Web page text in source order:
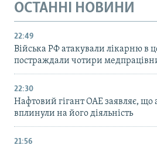
ОСТАННІ НОВИНИ
22:49
Війська РФ атакували лікарню в
постраждали чотири
22:30
Нафтовий гігант ОАЕ заявляє, що
вплинули на його діяльність
21:56